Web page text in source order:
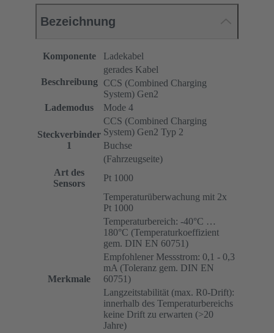
Bezeichnung
Komponente Ladekabel
Beschreibung
gerades Kabel
CCS (Combined Charging
System) Gen2
Lademodus
Mode 4
Steckverbinder
1
CCS (Combined Charging
System) Gen2 Typ 2
Buchse
(Fahrzeugseite)
Art des
Sensors
Pt 1000
Merkmale
Temperaturüberwachung mit 2x
Pt 1000
Temperaturbereich: -40°C …
180°C (Temperaturkoeffizient
gem. DIN EN 60751)
Empfohlener Messstrom: 0,1 - 0,3
mA (Toleranz gem. DIN EN
60751)
Langzeitstabilität (max. R0-Drift):
innerhalb des Temperaturbereichs
keine Drift zu erwarten (>20
Jahre)